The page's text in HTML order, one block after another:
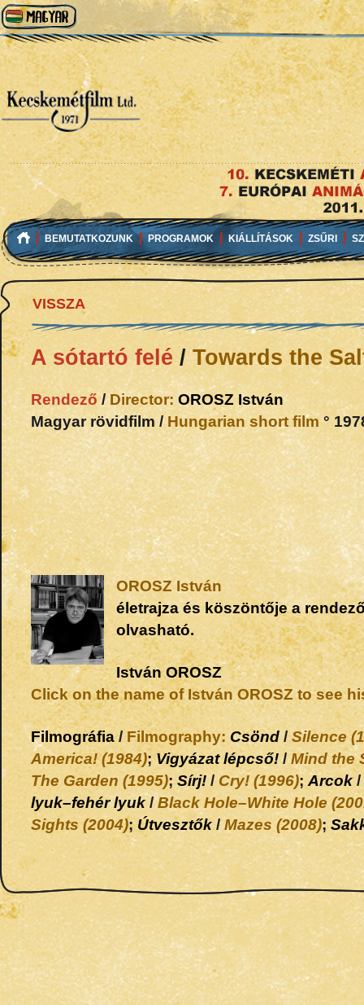
BEMUTATKOZUNK PROGRAMOK KIÁLLÍTÁSOK ZSŰRI
VISSZA
A sótartó felé /Towards the
Rendező/Director:OROSZ István
Magyar rövidfilm / Hungarian short film°
OROSZ István
életrajza és köszöntője a
olvasható.
István OROSZ
Click on the name of István OROSZ to see
Filmográfia/ Filmography:Csönd / Silence
America! (1984);Vigyázat lépcső! /Mind the
The Garden (1995);Sírj! / Cry! (1996); Arcok/
lyuk–fehér lyuk /Black Hole–White Hole
Sights (2004); Útvesztők / Mazes (2008);